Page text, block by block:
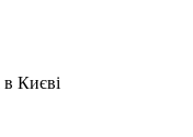
Києві